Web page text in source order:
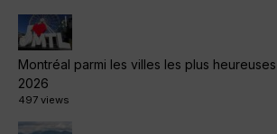
Montréal parmi les villes les plus
2026
497 views